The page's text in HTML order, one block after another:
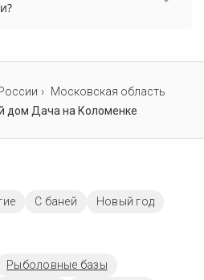
Московская область
дом Дача на Коломенке
С баней Новый год
Рыболовные базы